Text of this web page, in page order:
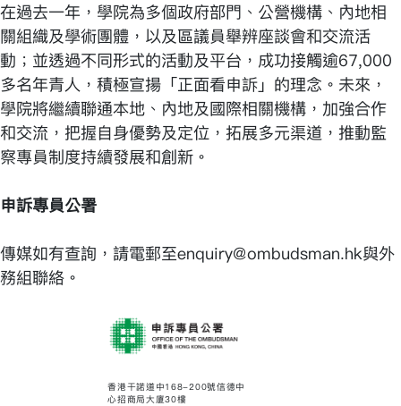
在過去一年，學院為多個政府部門、公營機構、內地相
關組織及學術團體，以及區議員舉辨座談會和交流活
動；並透過不同形式的活動及平台，成功接觸逾67,000
多名年青人，積極宣揚「正面看申訴」的理念。未來，
學院將繼續聯通本地、內地及國際相關機構，加強合作
和交流，把握自身優勢及定位，拓展多元渠道，推動監
察專員制度持續發展和創新。
申訴專員公署
傳媒如有查詢，請電郵至enquiry@ombudsman.hk與外
務組聯絡。
香港干諾道中168-200號信德中
心招商局大廈30樓